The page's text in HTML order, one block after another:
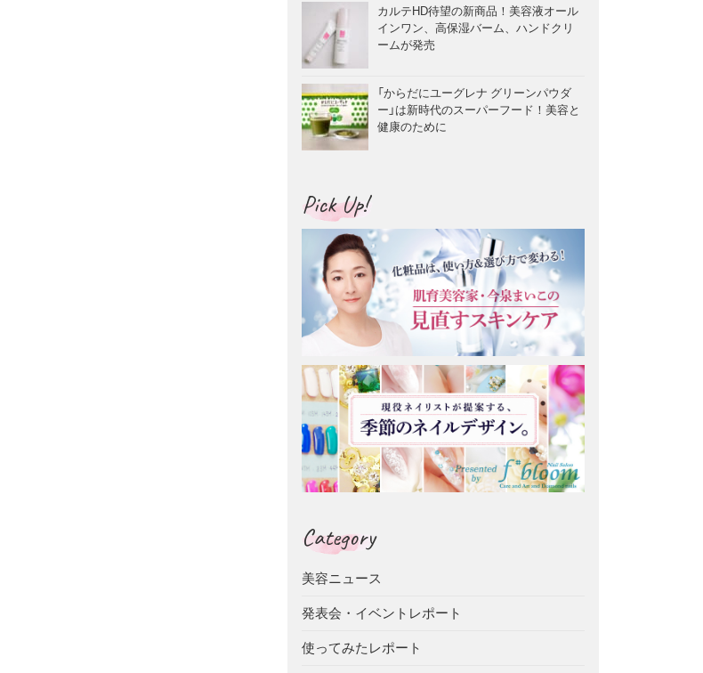
カルテHD待望の新商品！美容液オール
インワン、高保湿バーム、ハンドクリ
ームが発売
「からだにユーグレナ グリーンパウダ
ー」は新時代のスーパーフード！美容と
健康のために
Pick Up!
Category
美容ニュース
発表会・イベントレポート
使ってみたレポート